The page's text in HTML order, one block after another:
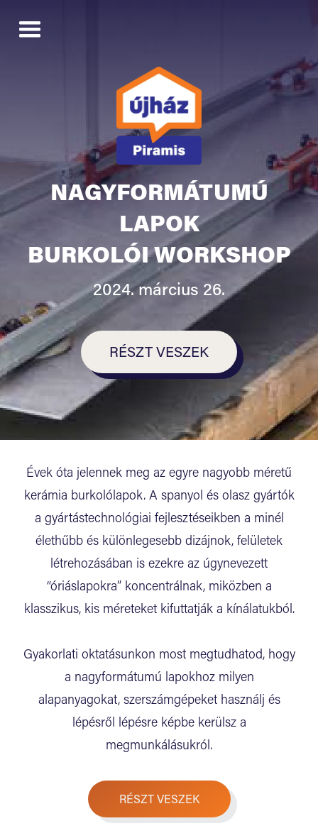
NAGYFORMÁTUMÚ
LAPOK
BURKOLÓI WORKSHOP
2024. március 26.
RÉSZT VESZEK
Évek óta jelennek meg az egyre nagyobb méretű
kerámia burkolólapok. A spanyol és olasz gyártók
a gyártástechnológiai fejlesztéseikben a minél
élethűbb és különlegesebb dizájnok, felületek
létrehozásában is ezekre az úgynevezett
“óriáslapokra” koncentrálnak, miközben a
klasszikus, kis méreteket kifuttatják a kínálatukból.
Gyakorlati oktatásunkon most megtudhatod, hogy
a nagyformátumú lapokhoz milyen
alapanyagokat, szerszámgépeket használj és
lépésről lépésre képbe kerülsz a
megmunkálásukról.
RÉSZT VESZEK